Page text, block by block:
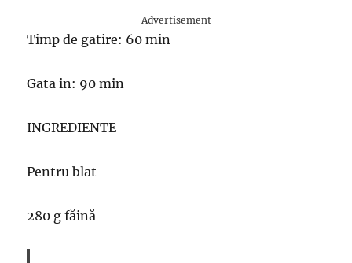
Advertisement
Timp de gatire: 60 min
Gata in: 90 min
INGREDIENTE
Pentru blat
280 g făină